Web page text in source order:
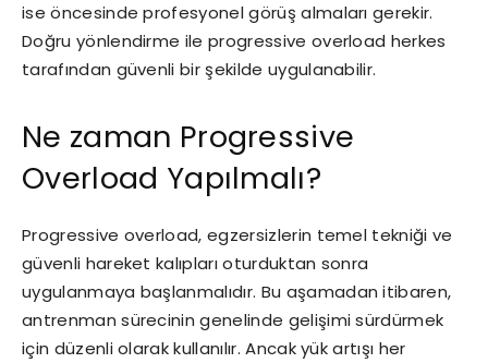
ise öncesinde profesyonel görüş almaları gerekir.
Doğru yönlendirme ile progressive overload herkes
tarafından güvenli bir şekilde uygulanabilir.
Ne zaman Progressive
Overload Yapılmalı?
Progressive overload, egzersizlerin temel tekniği ve
güvenli hareket kalıpları oturduktan sonra
uygulanmaya başlanmalıdır. Bu aşamadan itibaren,
antrenman sürecinin genelinde gelişimi sürdürmek
için düzenli olarak kullanılır. Ancak yük artışı her